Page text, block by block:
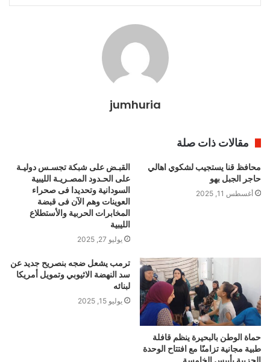
jumhuria
مقالات ذات صلة
محافظ قنا يستجيب لشكوي اهالي
حاجر الجبل بهو
أغسطس 11, 2025
القبـض على شبكة تجسـس دوليـة
على الحـدود المصـريـة الليبية
السودانية وتحديدا فى صحراء
العوينات وهم الآن فى قبضة
المخابرات الحربية والأستطلاع
الليبية
يوليو 27, 2025
حماة الوطن بالبحيرة ينظم قافلة
طبية مجانية تزامنًا مع افتتاح الوحدة
ترمب يشعل ضجه بنصريح جديد عن
سد النهضة الاثيوبي وتمويل أمريكا
لبنائه
يوليو 15, 2025